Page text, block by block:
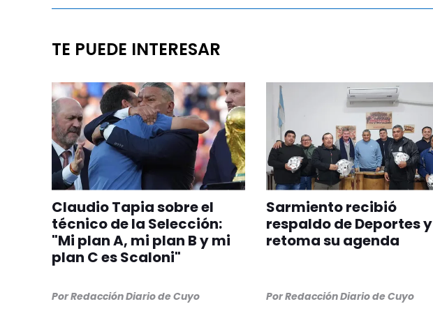
TE PUEDE INTERESAR
Claudio Tapia sobre el
técnico de la Selección:
"Mi plan A, mi plan B y mi
plan C es Scaloni"
PorRedacción Diario de Cuyo
Sarmiento recibió
respaldo de Deportes y
retoma su agenda
PorRedacción Diario de Cuyo